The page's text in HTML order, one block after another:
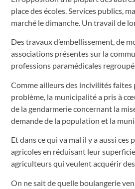
place des écoles. Services publics,
marché le dimanche. Un travail de
Des travaux d’embellissement, de
associations présentes sur la
professions paramédicales
Comme ailleurs des incivilités faites
problème, la municipalité a pris à
de la gendarmerie concernant la
demande de la population et la
Et dans ce qui va mal il y a aussi
agricoles en réduisant leur
agriculteurs qui veulent acquérir
On ne sait de quelle boulangerie